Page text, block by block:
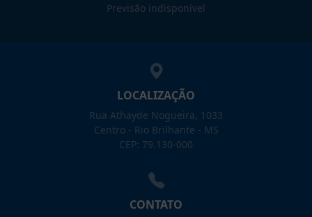
Previsão indisponível
LOCALIZAÇÃO
Rua Athayde Nogueira, 1033
Centro - Rio Brilhante - MS
CEP: 79.130-000
CONTATO